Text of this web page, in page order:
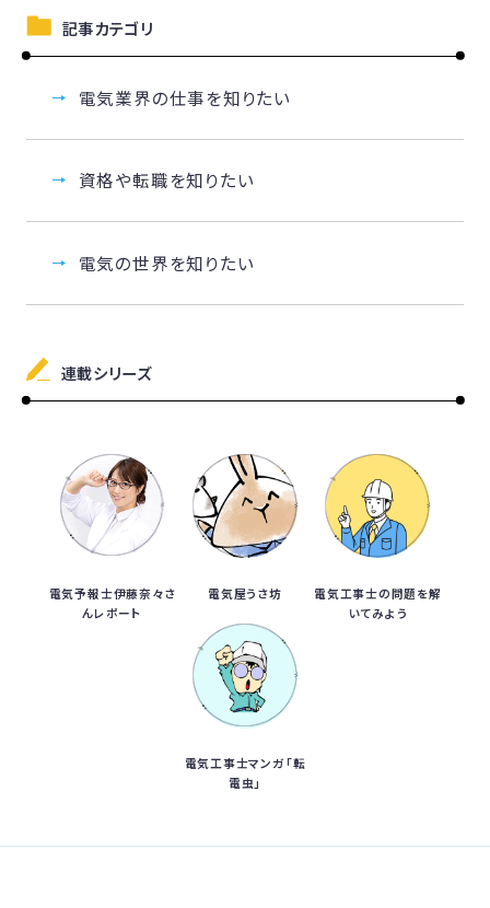
記事カテゴリ
電気業界の仕事を知りたい
資格や転職を知りたい
電気の世界を知りたい
連載シリーズ
電気予報士伊藤奈々さ
んレポート
電気屋うさ坊
電気工事士の問題を解
いてみよう
電気工事士マンガ「転
電虫」